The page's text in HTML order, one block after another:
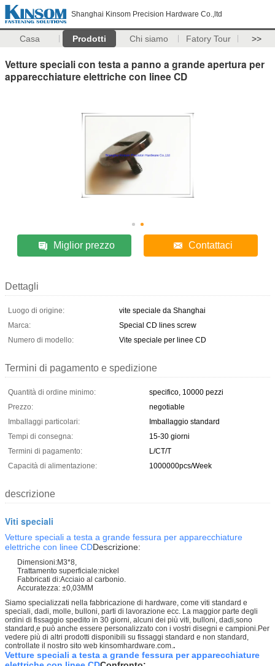
Shanghai Kinsom Precision Hardware Co.,ltd
Casa Prodotti Chi siamo Fatory Tour >>
Vetture speciali con testa a panno a grande apertura per
apparecchiature elettriche con linee CD
Miglior prezzo Contattaci
Dettagli
Luogo di origine:
vite speciale da Shanghai
Marca:
Special CD lines screw
Numero di modello:
Vite speciale per linee CD
Termini di pagamento e spedizione
Quantità di ordine minimo:
specifico, 10000 pezzi
Prezzo:
negotiable
Imballaggi particolari:
Imballaggio standard
Tempi di consegna:
15-30 giorni
Termini di pagamento:
L/CT/T
Capacità di alimentazione:
1000000pcs/Week
descrizione
Viti speciali
Vetture speciali a testa a grande fessura per apparecchiature
elettriche con linee CDDescrizione:
Dimensioni:M3*8,
Trattamento superficiale:nickel
Fabbricati di:Acciaio al carbonio.
Accuratezza: ±0,03MM
Siamo specializzati nella fabbricazione di hardware, come viti standard e
speciali, dadi, molle, bulloni, parti di lavorazione ecc. La maggior parte degli
ordini di fissaggio spedito in 30 giorni, alcuni dei più viti, bulloni, dadi,sono
standard,e può anche essere personalizzato con i vostri disegni e campioni.Per
vedere più di altri prodotti disponibili su fissaggi standard e non standard,
controllate il nostro sito web kinsomhardware.com..
Vetture speciali a testa a grande fessura per apparecchiature